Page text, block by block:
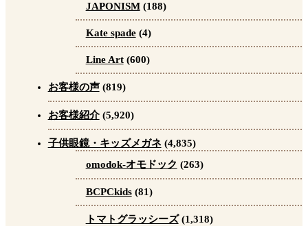
JAPONISM(188)
Kate spade(4)
Line Art(600)
お客様の声(819)
お客様紹介(5,920)
子供眼鏡・キッズメガネ(4,835)
omodok-オモドック (263)
BCPCkids(81)
トマトグラッシーズ(1,318)